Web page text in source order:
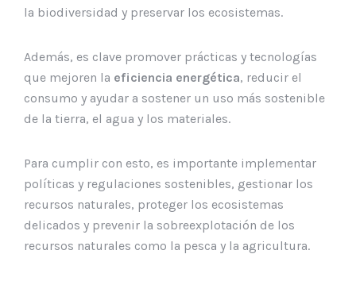
la biodiversidad y preservar los ecosistemas.
Además, es clave promover prácticas y tecnologías
que mejoren la eficiencia energética, reducir el
consumo y ayudar a sostener un uso más sostenible
de la tierra, el agua y los materiales.
Para cumplir con esto, es importante implementar
políticas y regulaciones sostenibles, gestionar los
recursos naturales, proteger los ecosistemas
delicados y prevenir la sobreexplotación de los
recursos naturales como la pesca y la agricultura.